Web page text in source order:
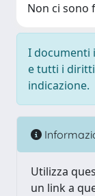
Non ci sono
I documenti
e tutti i
indicazione.
Utilizza
un link a